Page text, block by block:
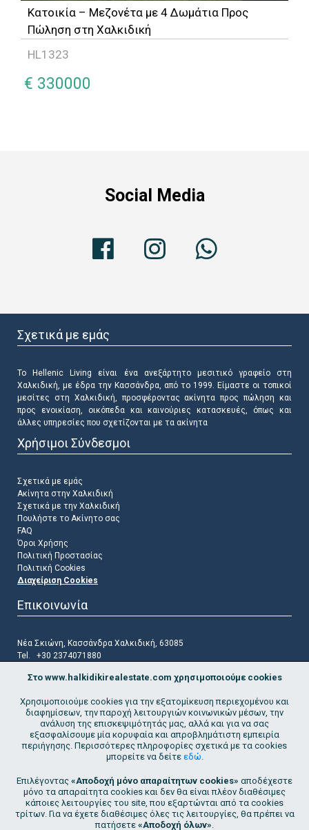
Κατοικία – Μεζονέτα με 4 Δωμάτια Προς
Πώληση στη Χαλκιδική
HL1323
€ 330000
Social Media
Σχετικά με εμάς
Το Hellenic Living είναι ένα ανεξάρτητο μεσιτικό γραφείο στη
Χαλκιδική, με έδρα την Κασσάνδρα, από το 1999. Είμαστε οι τοπικοί
μεσίτες στη Χαλκιδική, προσφέροντας ακίνητα προς πώληση και
προς ενοικίαση, οικόπεδα και καινούριες κατασκευές, όπως και
άλλες υπηρεσίες που σχετίζονται με τα ακίνητα
Χρήσιμοι Σύνδεσμοι
Σχετικά με εμάς
Ακίνητα στην Χαλκιδική
Σχετικά με την Χαλκιδική
Πουλήστε το Ακίνητο σας
FAQ
Όροι Χρήσης
Πολιτική Προστασίας
Πολιτική Cookies
Διαχείριση Cookies
Επικοινωνία
Νέα Σκιώνη, Κασσάνδρα Χαλκιδική, 63085
Tel. +30 2374071880
Emailinfo@halkidikirealestate.com
Ακολουθήστε μας
Εγγραφείτε στη λίστα αλληλογραφίας μας
Go!
Στο www.halkidikirealestate.com χρησιμοποιούμε cookies
Χρησιμοποιούμε cookies για την εξατομίκευση περιεχομένου και
διαφημίσεων, την παροχή λειτουργιών κοινωνικών μέσων, την
ανάλυση της επισκεψιμότητάς μας, αλλά και για να σας
εξασφαλίσουμε μία κορυφαία και απροβλημάτιστη εμπειρία
περιήγησης. Περισσότερες πληροφορίες σχετικά με τα cookies
μπορείτε να δείτε εδώ.
Επιλέγοντας «Αποδοχή μόνο απαραίτητων cookies» αποδέχεστε
μόνο τα απαραίτητα cookies και δεν θα είναι πλέον διαθέσιμες
κάποιες λειτουργίες του site, που εξαρτώνται από τα cookies
τρίτων. Για να έχετε διαθέσιμες όλες τις λειτουργίες, θα πρέπει να
πατήσετε «Αποδοχή όλων».